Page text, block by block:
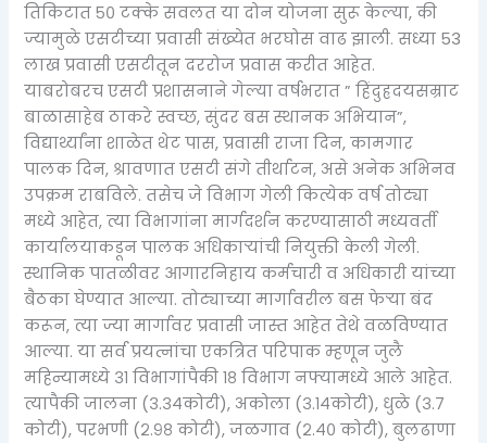
तिकिटात ५० टक्के सवलत या दोन योजना सुरू केल्या, की
ज्यामुळे एसटीच्या प्रवासी संख्येत भरघोस वाढ झाली. सध्या 53
लाख प्रवासी एसटीतून दररोज प्रवास करीत आहेत.
याबरोबरच एसटी प्रशासनाने गेल्या वर्षभरात ” हिंदुह्रदयसम्राट
बाळासाहेब ठाकरे स्वच्छ, सुंदर बस स्थानक अभियान”,
विद्यार्थ्यांना शाळेत थेट पास, प्रवासी राजा दिन, कामगार
पालक दिन, श्रावणात एसटी संगे तीर्थाटन, असे अनेक अभिनव
उपक्रम राबविले. तसेच जे विभाग गेली कित्येक वर्ष तोट्या
मध्ये आहेत, त्या विभागांना मार्गदर्शन करण्यासाठी मध्यवर्ती
कार्यालयाकडून पालक अधिकाऱ्यांची नियुक्ती केली गेली.
स्थानिक पातळीवर आगारनिहाय कर्मचारी व अधिकारी यांच्या
बैठका घेण्यात आल्या. तोट्याच्या मार्गावरील बस फेऱ्या बंद
करून, त्या ज्या मार्गावर प्रवासी जास्त आहेत तेथे वळविण्यात
आल्या. या सर्व प्रयत्नांचा एकत्रित परिपाक म्हणून जुलै
महिन्यामध्ये ३१ विभागांपैकी १८ विभाग नफ्यामध्ये आले आहेत.
त्यापैकी जालना (३.३४कोटी), अकोला (३.१४कोटी), धुळे (३.७
कोटी), परभणी (२.९८ कोटी), जळगाव (२.४० कोटी), बुलढाणा